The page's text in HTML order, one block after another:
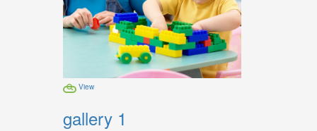
View
gallery 1